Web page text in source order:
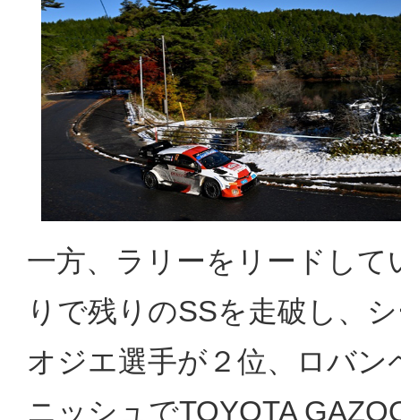
一方、ラリーをリードし
りで残りのSSを走破し、
オジエ選手が２位、ロバ
ニッシュでTOYOTA